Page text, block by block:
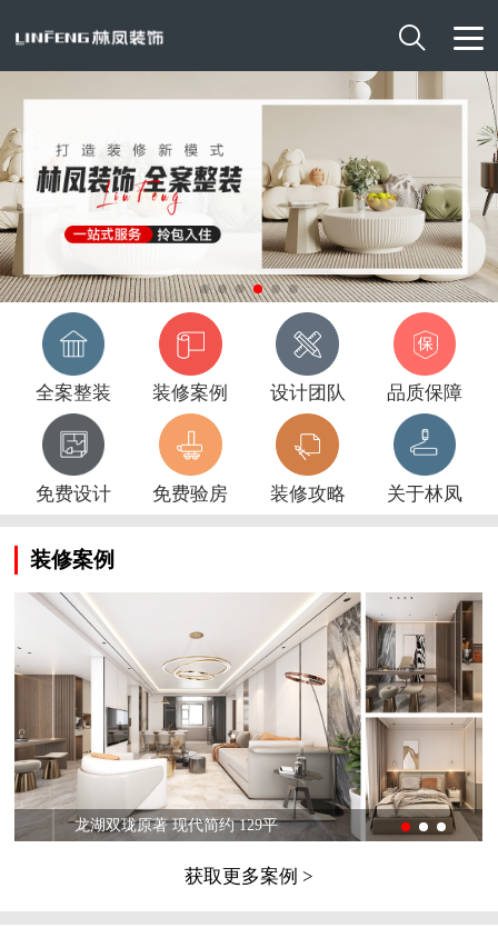

全案整装 装修案例 设计团队 品质保障
免费设计 免费验房 装修攻略 关于林凤
装修案例
龙湖双珑原著 现代简约 129平
获取更多案例 >